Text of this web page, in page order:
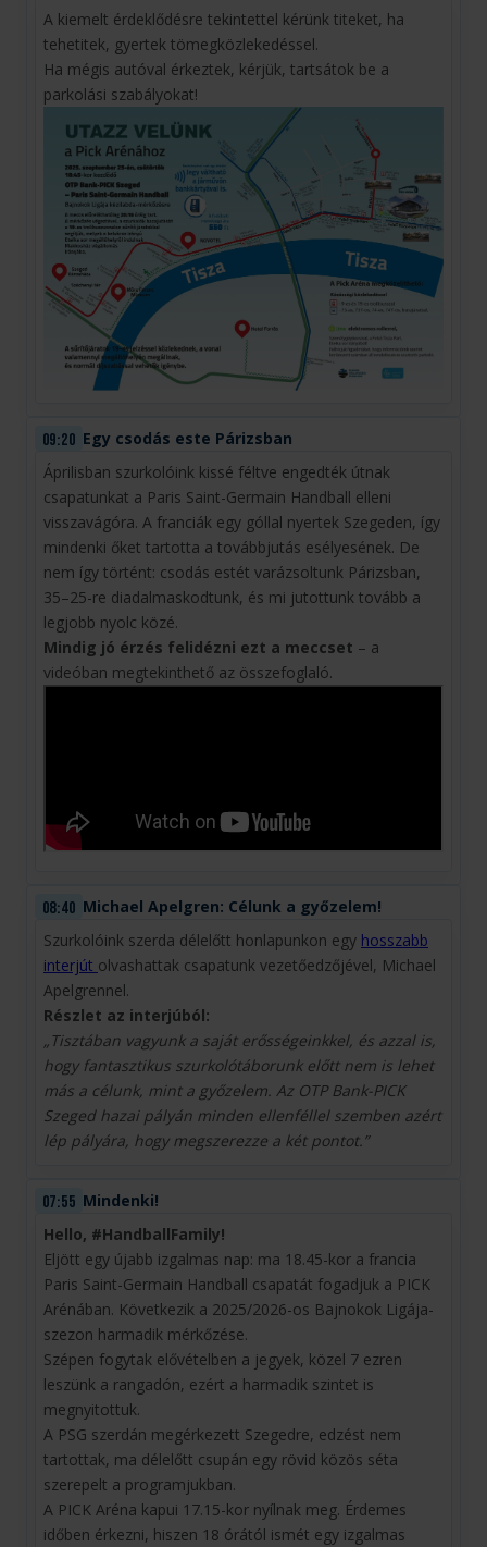
A kiemelt érdeklődésre tekintettel kérünk titeket, ha
tehetitek, gyertek tömegközlekedéssel.
Ha mégis autóval érkeztek, kérjük, tartsátok be a
parkolási szabályokat!
09:20 Egy csodás este Párizsban
Áprilisban szurkolóink kissé féltve engedték útnak
csapatunkat a Paris Saint-Germain Handball elleni
visszavágóra. A franciák egy góllal nyertek Szegeden, így
mindenki őket tartotta a továbbjutás esélyesének. De
nem így történt: csodás estét varázsoltunk Párizsban,
35–25-re diadalmaskodtunk, és mi jutottunk tovább a
legjobb nyolc közé.
Mindig jó érzés felidézni ezt a meccset – a
videóban megtekinthető az összefoglaló.
08:40 Michael Apelgren: Célunk a győzelem!
Szurkolóink szerda délelőtt honlapunkon egy hosszabb
interjút olvashattak csapatunk vezetőedzőjével, Michael
Apelgrennel.
Részlet az interjúból:
„Tisztában vagyunk a saját erősségeinkkel, és azzal is,
hogy fantasztikus szurkolótáborunk előtt nem is lehet
más a célunk, mint a győzelem. Az OTP Bank-PICK
Szeged hazai pályán minden ellenféllel szemben azért
lép pályára, hogy megszerezze a két pontot.”
07:55 Mindenki!
Hello, #HandballFamily!
Eljött egy újabb izgalmas nap: ma 18.45-kor a francia
Paris Saint-Germain Handball csapatát fogadjuk a PICK
Arénában. Következik a 2025/2026-os Bajnokok Ligája-
szezon harmadik mérkőzése.
Szépen fogytak elővételben a jegyek, közel 7 ezren
leszünk a rangadón, ezért a harmadik szintet is
megnyitottuk.
A PSG szerdán megérkezett Szegedre, edzést nem
tartottak, ma délelőtt csupán egy rövid közös séta
szerepelt a programjukban.
A PICK Aréna kapui 17.15-kor nyílnak meg. Érdemes
időben érkezni, hiszen 18 órától ismét egy izgalmas